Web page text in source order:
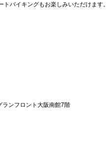
バイキングもお楽しみいただけます。
ンフロント大阪南館7階